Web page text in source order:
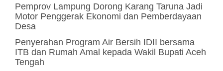
Pemprov Lampung Dorong Karang Taruna Jadi
Motor Penggerak Ekonomi dan Pemberdayaan
Desa
Penyerahan Program Air Bersih IDII bersama
ITB dan Rumah Amal kepada Wakil Bupati Aceh
Tengah